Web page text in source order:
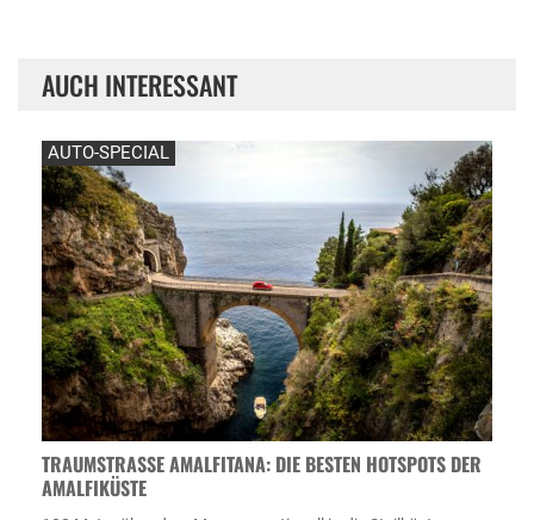
AUCH INTERESSANT
AUTO-SPECIAL
TRAUMSTRASSE AMALFITANA: DIE BESTEN HOTSPOTS DER A
MALFIKÜSTE